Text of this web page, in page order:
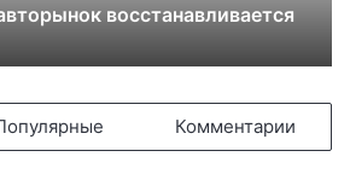
восстанавливается
Комментарии